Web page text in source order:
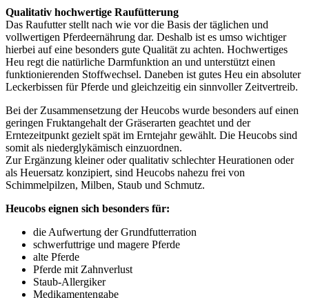
Qualitativ hochwertige Raufütterung
Das Raufutter stellt nach wie vor die Basis der täglichen und
vollwertigen Pferdeernährung dar. Deshalb ist es umso wichtiger
hierbei auf eine besonders gute Qualität zu achten. Hochwertiges
Heu regt die natürliche Darmfunktion an und unterstützt einen
funktionierenden Stoffwechsel. Daneben ist gutes Heu ein absoluter
Leckerbissen für Pferde und gleichzeitig ein sinnvoller Zeitvertreib.
Bei der Zusammensetzung der Heucobs wurde besonders auf einen
geringen Fruktangehalt der Gräserarten geachtet und der
Erntezeitpunkt gezielt spät im Erntejahr gewählt. Die Heucobs sind
somit als niederglykämisch einzuordnen.
Zur Ergänzung kleiner oder qualitativ schlechter Heurationen oder
als Heuersatz konzipiert, sind Heucobs nahezu frei von
Schimmelpilzen, Milben, Staub und Schmutz.
Heucobs eignen sich besonders für:
die Aufwertung der Grundfutterration
schwerfuttrige und magere Pferde
alte Pferde
Pferde mit Zahnverlust
Staub-Allergiker
Medikamentengabe